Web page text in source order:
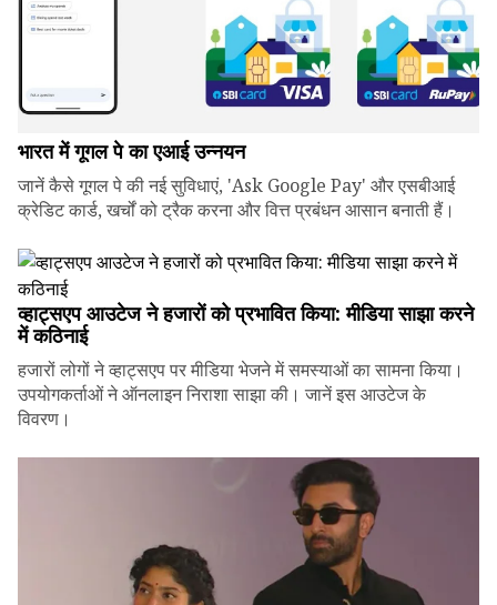
भारत में गूगल पे का एआई उन्नयन
जानें कैसे गूगल पे की नई सुविधाएं, 'Ask Google Pay' और एसबीआई
क्रेडिट कार्ड, खर्चों को ट्रैक करना और वित्त प्रबंधन आसान बनाती हैं।
व्हाट्सएप आउटेज ने हजारों को प्रभावित किया: मीडिया साझा करने
में कठिनाई
हजारों लोगों ने व्हाट्सएप पर मीडिया भेजने में समस्याओं का सामना किया।
उपयोगकर्ताओं ने ऑनलाइन निराशा साझा की। जानें इस आउटेज के
विवरण।